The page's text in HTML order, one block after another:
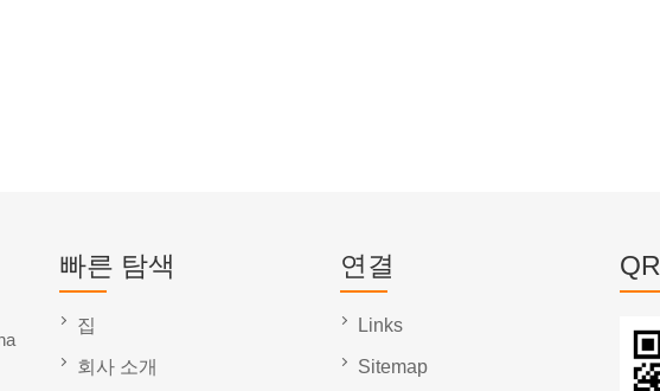
빠른 탐색
집
회사 소개
연결
Links
Sitemap